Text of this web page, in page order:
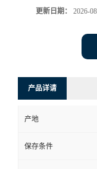
更新日期： 2026-
产品详请
产地
保存条件